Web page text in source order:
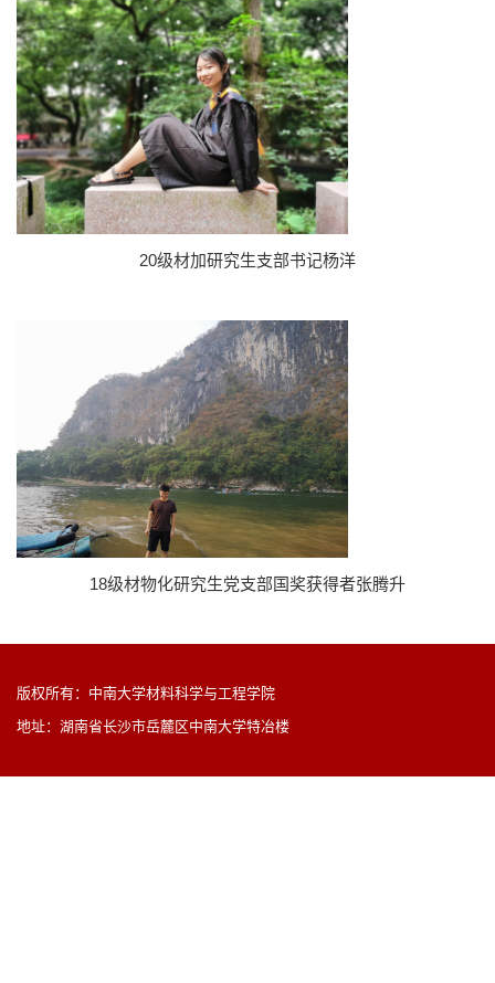
20级材加研究生支部书记杨洋
18级材物化研究生党支部国奖获得者张腾升
版权所有：中南大学材料科学与工程学院
地址：湖南省长沙市岳麓区中南大学特冶楼